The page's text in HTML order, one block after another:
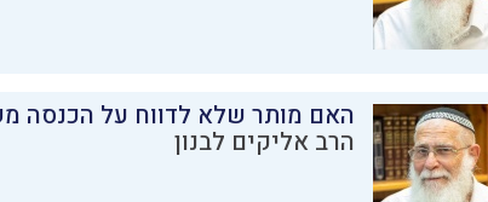
האם מותר שלא לדווח על הכנסה
הרב אליקים לבנון